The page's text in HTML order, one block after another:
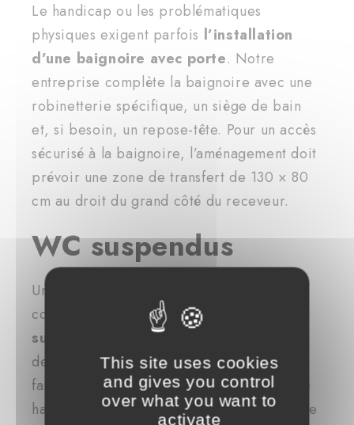
Le handicap ou les problématiques
physiques exigent parfois l’installation
d’une baignoire avec porte. Notre
entreprise complète la baignoire avec une
robinetterie spécifique, un siège de bain
et, si besoin, un repose-tête. Pour un accès
sécurisé à la baignoire, l’aménagement doit
prévoir une zone de transfert de 130 × 80
cm au droit du grand côté du receveur.
WC suspendus
Une rénovation de salle de bains adaptée
comprend
l’installation de WC
suspendus
. Disposer de WC dans la salle
de bains facilite la vie des personnes à
faible mobilité. Les WC suspendus ont une
hauteur d’assise de 45 à 50 cm fluidifiant le
This site uses cookies
and gives you control
over what you want to
activate